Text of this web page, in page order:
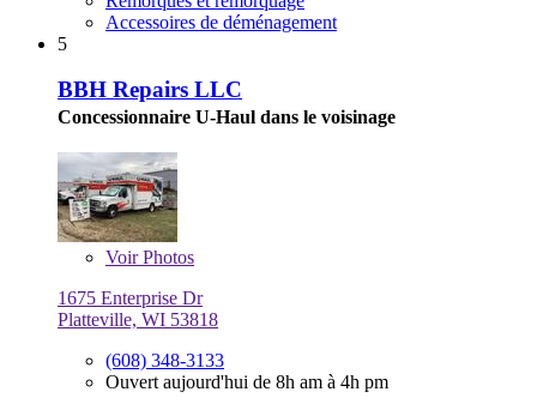
Accessoires de déménagement
5
BBH Repairs LLC
Concessionnaire U-Haul dans le voisinage
VoirPhotos
1675 Enterprise Dr
Platteville, WI 53818
(608) 348-3133
Ouvert aujourd'hui de 8h am à 4h pm